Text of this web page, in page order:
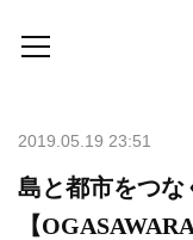
2019.05.19 23:51
島と都市をつな
【